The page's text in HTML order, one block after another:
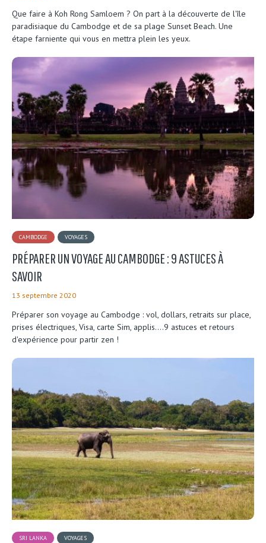
Que faire à Koh Rong Samloem ? On part à la découverte de l'île
paradisiaque du Cambodge et de sa plage Sunset Beach. Une
étape farniente qui vous en mettra plein les yeux.
CAMBODGE VOYAGES
PRÉPARER UN VOYAGE AU CAMBODGE : 9 ASTUCES À
SAVOIR
13 septembre 2020
Préparer son voyage au Cambodge : vol, dollars, retraits sur place,
prises électriques, Visa, carte Sim, applis....9 astuces et retours
d'expérience pour partir zen !
SRI LANKA VOYAGES